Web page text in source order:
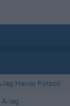
lag Herrar Fotboll
lag